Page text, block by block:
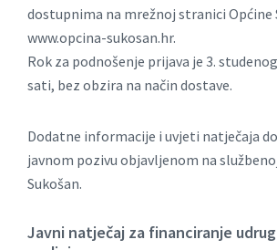
dostupnima na mrežnoj stranici Općine
www.opcina-sukosan.hr.
Rok za podnošenje prijava je 3.
sati, bez obzira na način dostave.
Dodatne informacije i uvjeti natječaja
javnom pozivu objavljenom na
Sukošan.
Javni natječaj za financiranje